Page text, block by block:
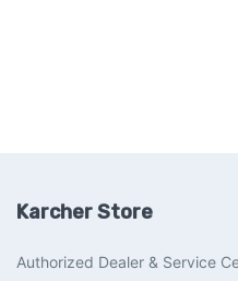
Karcher Store
Authorized Dealer & Service